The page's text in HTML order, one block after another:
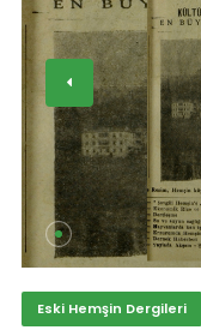
Eski Hemşin Dergileri